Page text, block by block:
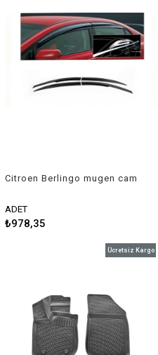
Citroen Berlingo mugen cam
ADET
₺978,35
Ücretsiz Kargo